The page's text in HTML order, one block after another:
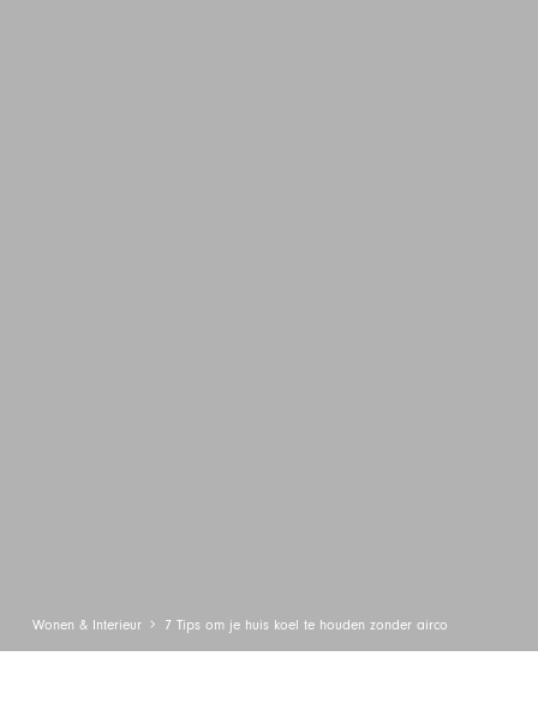
Wonen & Interieur 7 Tips om je huis koel te houden zonder airco